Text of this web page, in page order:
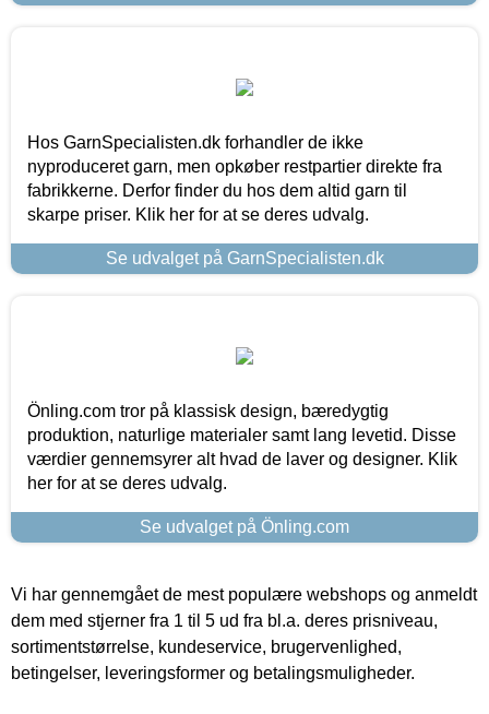
Hos GarnSpecialisten.dk forhandler de ikke
nyproduceret garn, men opkøber restpartier direkte fra
fabrikkerne. Derfor finder du hos dem altid garn til
skarpe priser. Klik her for at se deres udvalg.
Se udvalget på GarnSpecialisten.dk
Önling.com tror på klassisk design, bæredygtig
produktion, naturlige materialer samt lang levetid. Disse
værdier gennemsyrer alt hvad de laver og designer. Klik
her for at se deres udvalg.
Se udvalget på Önling.com
Vi har gennemgået de mest populære webshops og anmeldt
dem med stjerner fra 1 til 5 ud fra bl.a. deres prisniveau,
sortimentstørrelse, kundeservice, brugervenlighed,
betingelser, leveringsformer og betalingsmuligheder.